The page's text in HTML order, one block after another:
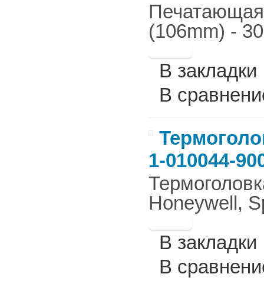
Печатающая
(106mm) -
В закладки
В
1-010044-
Honeywell,
В закладки
В